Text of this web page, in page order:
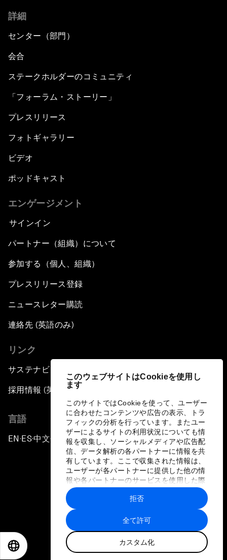
このウェブサイトはCookieを使用し
ます
このサイトではCookieを使って、ユーザー
に合わせたコンテンツや広告の表示、トラ
フィックの分析を行っています。またユー
ザーによるサイトの利用状況についても情
報を収集し、ソーシャルメディアや広告配
信、データ解析の各パートナーに情報を共
有しています。ここで収集された情報は、
ユーザーが各パートナーに提供した他の情
報や各パートナーのサービスを使用した際
に収集された情報と組み合わされ、各パー
トナーによって使用されることがありま
す。
全て許可
カスタム化
拒否
詳細
センター（部門）
会合
ステークホルダーのコミュニティ
「フォーラム・ストーリー」
プレスリリース
フォトギャラリー
ビデオ
ポッドキャスト
エンゲージメント
サインイン
パートナー（組織）について
参加する（個人、組織）
プレスリリース登録
ニュースレター購読
連絡先 (英語のみ)
リンク
サステナビリティへの取り組み
採用情報 (英語のみ)
言語
EN ▪ ES▪中文▪ 日本語
プライバシーポリシーと利用規約
サイトマップ
©
世界経済フォーラム